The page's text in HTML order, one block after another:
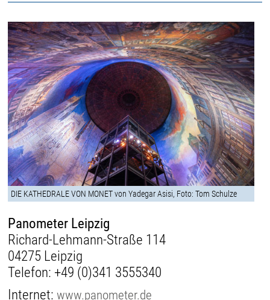
DIE KATHEDRALE VON MONET von Yadegar Asisi, Foto: Tom Schulze
Panometer Leipzig
Richard-Lehmann-Straße 114
04275 Leipzig
Telefon: +49 (0)341 3555340
Internet:www.panometer.de